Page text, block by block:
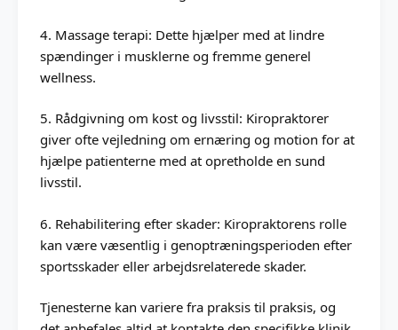
4. Massage terapi: Dette hjælper med at lindre
spændinger i musklerne og fremme generel
wellness.
5. Rådgivning om kost og livsstil: Kiropraktorer
giver ofte vejledning om ernæring og motion for at
hjælpe patienterne med at opretholde en sund
livsstil.
6. Rehabilitering efter skader: Kiropraktorens rolle
kan være væsentlig i genoptræningsperioden efter
sportsskader eller arbejdsrelaterede skader.
Tjenesterne kan variere fra praksis til praksis, og